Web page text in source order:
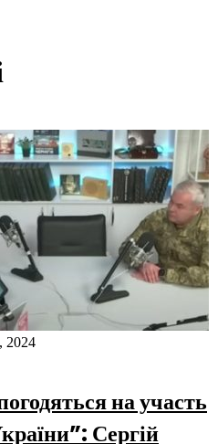
2024
на участь
Сергій